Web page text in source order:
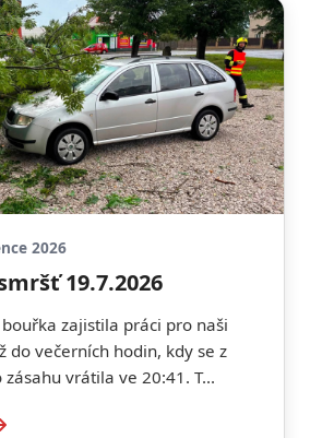
2026
19.7.2026
zajistila práci pro naši
do večerních hodin, kdy se z
vrátila ve 20:41. T...